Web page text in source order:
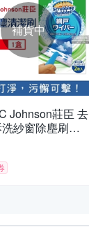
補貨中
Johnson莊臣 去
紗窗除塵刷清
-含刷柄1支+刷
棄式清潔紙2入
紗窗清潔,門窗